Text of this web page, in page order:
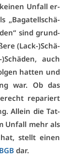
kei­nen Un­fall er­
„Ba­ga­tell­schä­
sind grund­
(Lack-)Schä­
auch
hat­ten und
war. Ob das
re­pa­riert
Al­lein die Tat­
Un­fall mehr als
stellt ei­nen
dar.